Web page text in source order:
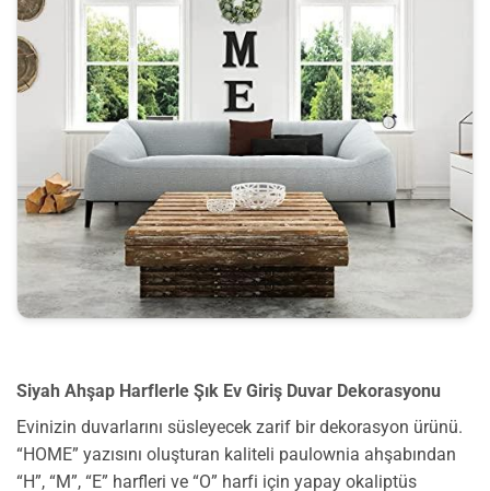
Siyah Ahşap Harflerle Şık Ev Giriş Duvar Dekorasyonu
Evinizin duvarlarını süsleyecek zarif bir dekorasyon ürünü.
“HOME” yazısını oluşturan kaliteli paulownia ahşabından
“H”, “M”, “E” harfleri ve “O” harfi için yapay okaliptüs